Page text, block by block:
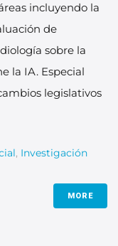
incluyendo la
de
sobre la
la IA. Especial
legislativos
, Investigación
MORE